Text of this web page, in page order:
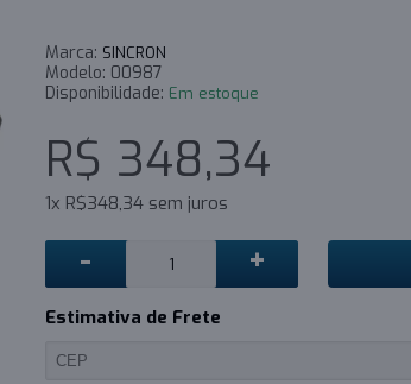
Marca: SINCRON
Modelo: 00987
Disponibilidade: Em estoque
R$ 348,34
1x R$348,34 sem juros
- +
Estimativa de Frete